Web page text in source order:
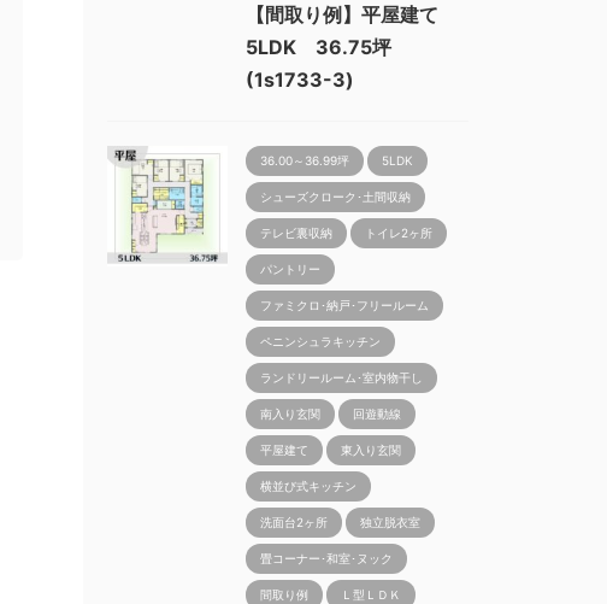
【間取り例】平屋建て
5LDK 36.75坪
(1s1733-3)
36.00～36.99坪 5LDK
シューズクローク･土間収納
テレビ裏収納 トイレ2ヶ所
パントリー
ファミクロ･納戸･フリールーム
ペニンシュラキッチン
ランドリールーム･室内物干し
南入り玄関 回遊動線
平屋建て 東入り玄関
横並び式キッチン
洗面台2ヶ所 独立脱衣室
畳コーナー･和室･ヌック
間取り例 Ｌ型ＬＤＫ